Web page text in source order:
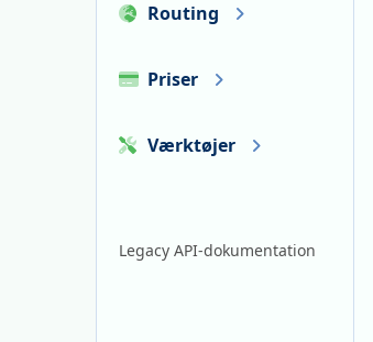
Routing
Priser
Værktøjer
Legacy API-dokumentation